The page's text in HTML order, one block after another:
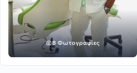
8 Φωτογραφίες